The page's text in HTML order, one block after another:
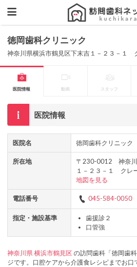
徳岡歯科クリニック
神奈川県横浜市鶴見区下末吉１－２３－１
医院情報 動画 スタッフ
医院情報
医院名 徳岡歯科クリニック
所在地
〒230-0012 神奈川
１－２３－１ クレ
地図を見る
電話番号 045-584-0050
指定・施設基準
歯援診２
口管強
神奈川県 横浜市鶴見区の訪問歯科「徳岡歯
ジです。口腔ケアから介護食レシピまでお口